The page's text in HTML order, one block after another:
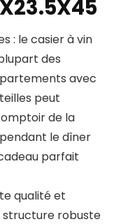
: le casier à vin
des
avec
peut
de la
le dîner
parfait
qualité et
structure robuste